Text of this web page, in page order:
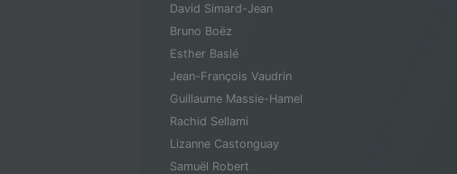
David Simard-Jean
Bruno Boëz
Esther Baslé
Jean-François Vaudrin
Guillaume Massie-Hamel
Rachid Sellami
Lizanne Castonguay
Samuël Robert